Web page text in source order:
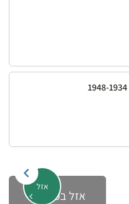
אזל
אזל במלאי